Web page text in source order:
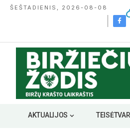
ŠEŠTADIENIS, 2026-08-08
AKTUALIJOS